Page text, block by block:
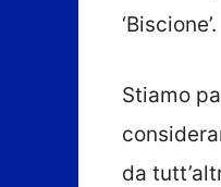
‘Biscione’.
Stiamo
da